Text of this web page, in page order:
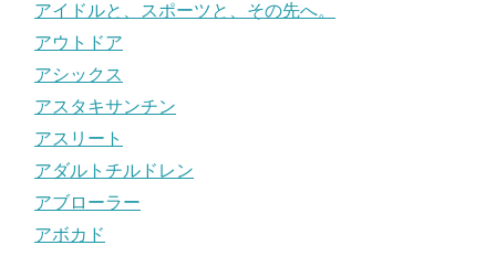
アイドルと、スポーツと、その先へ。
アウトドア
アシックス
アスタキサンチン
アスリート
アダルトチルドレン
アブローラー
アボカド